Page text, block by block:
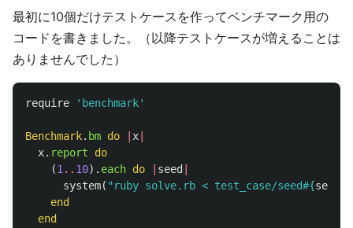
最初に10個だけテストケースを作ってベンチマーク用の
コードを書きました。（以降テストケースが増えることは
ありませんでした）
require 'benchmark'
Benchmark. bm do x
x. report
do
(1 .. 10). each do seed
system( "ruby solve.rb < test_case/seed#{seed
end
end